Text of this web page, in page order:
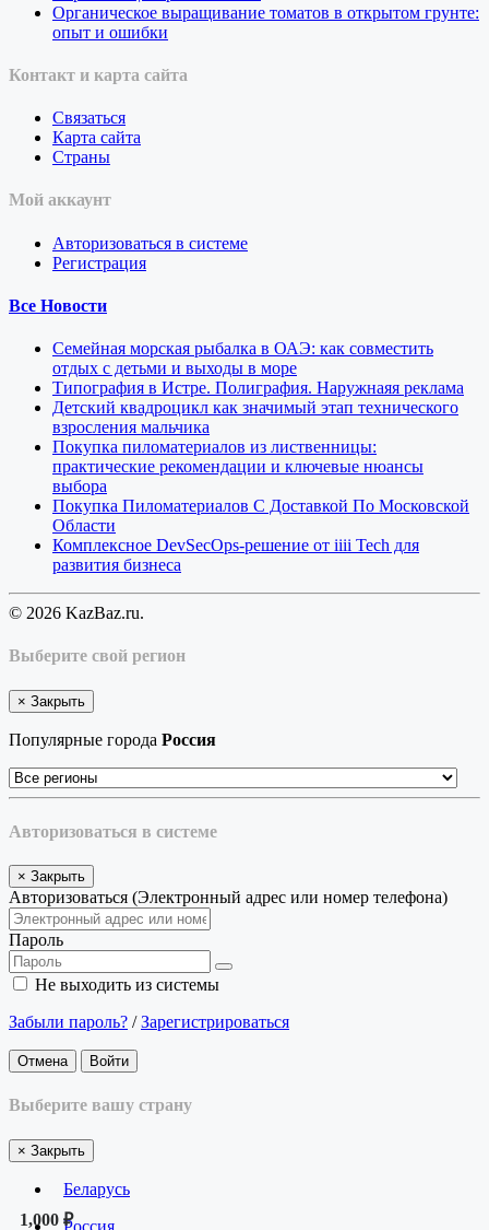
1,000 ₽
Органическое выращивание томатов в открытом грунте:
опыт и ошибки
Контакт и карта сайта
Связаться
Карта сайта
Страны
Мой аккаунт
Авторизоваться в системе
Регистрация
Все Новости
Семейная морская рыбалка в ОАЭ: как совместить
отдых с детьми и выходы в море
Типография в Истре. Полиграфия. Наружнаяя реклама
Детский квадроцикл как значимый этап технического
взросления мальчика
Покупка пиломатериалов из лиственницы:
практические рекомендации и ключевые нюансы
выбора
Покупка Пиломатериалов С Доставкой По Московской
Области
Комплексное DevSecOps-решение от iiii Tech для
развития бизнеса
© 2026 KazBaz.ru.
Выберите свой регион
× Закрыть
Популярные города Россия
Авторизоваться в системе
× Закрыть
Авторизоваться (Электронный адрес или номер телефона)
Пароль
Не выходить из системы
Забыли пароль? /Зарегистрироваться
Отмена Войти
Выберите вашу страну
× Закрыть
Беларусь
Россия